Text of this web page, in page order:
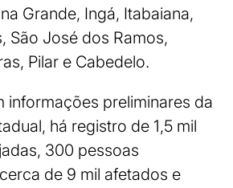
Grande, Ingá, Itabaiana,
São José dos Ramos,
Pilar e Cabedelo.
informações preliminares da
há registro de 1,5 mil
300 pessoas
de 9 mil afetados e